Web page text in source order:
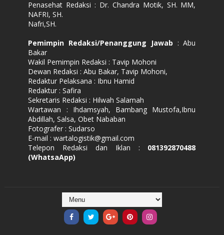
Penasehat Redaksi : Dr. Chandra Motik, SH. MM,
NAFRI, SH.
Nafri,SH.
Pemimpin Redaksi/Penanggung Jawab : Abu
Bakar
Wakil Pemimpin Redaksi : Tavip Mohoni
Dewan Redaksi : Abu Bakar, Tavip Mohoni,
Redaktur Pelaksana : Ibnu Hamid
Redaktur : Safira
Sekretaris Redaksi : Hilwah Salamah
Wartawan : Ihdamsyah, Bambang Mustofa,Ibnu
Abdillah, Salsa, Obet Nababan
Fotografer : Sudarso
E-mail : wartalogistik@gmail.com
Telepon Redaksi dan Iklan : 081392870488
(WhatsaApp)